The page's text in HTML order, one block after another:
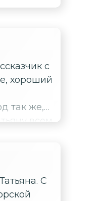
с
хороший
так же,
всем
С